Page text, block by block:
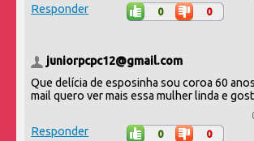
Responder 0 0
juniorpcpc12@gmail.com
Que delícia de esposinha sou coroa 60
mail quero ver mais essa mulher linda e
Responder 0 0